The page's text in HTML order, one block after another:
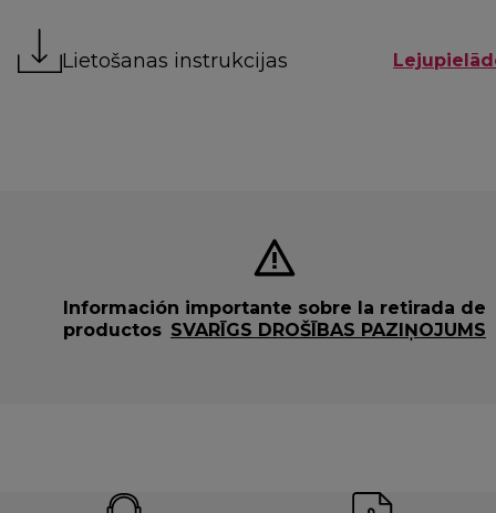
Lietošanas instrukcijas
Información importante sobre la retirada de
productos SVARĪGS DROŠĪBAS PAZIŅOJUMS